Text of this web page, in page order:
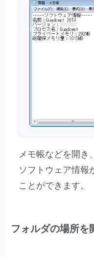
メモ帳などを開き
ソフトウェア情報
ことができます。
フォルダの場所を